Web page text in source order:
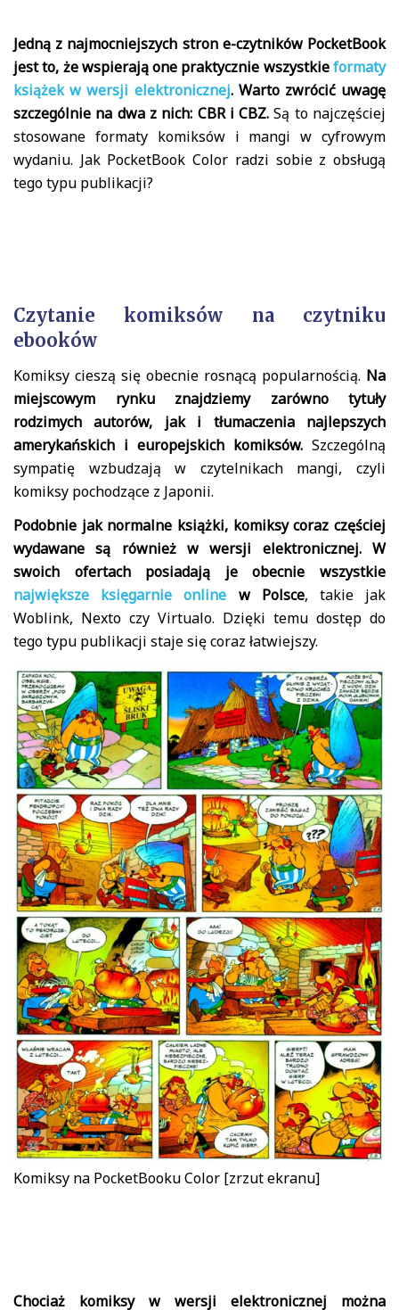
Jedną z najmocniejszych stron e-czytników PocketBook
jest to, że wspierają one praktycznie wszystkieformaty
książek w wersji elektronicznej. Warto zwrócić uwagę
szczególnie na dwa z nich: CBR i CBZ.Są to najczęściej
stosowane formaty komiksów i mangi w cyfrowym
wydaniu. Jak PocketBook Color radzi sobie z obsługą
tego typu publikacji?
Czytanie komiksów na czytniku
ebooków
Komiksy cieszą się obecnie rosnącą popularnością. Na
miejscowym rynku znajdziemy zarówno tytuły
rodzimych autorów, jak i tłumaczenia najlepszych
amerykańskich i europejskich komiksów. Szczególną
sympatię wzbudzają w czytelnikach mangi, czyli
komiksy pochodzące z Japonii.
Podobnie jak normalne książki, komiksy coraz częściej
wydawane są również w wersji elektronicznej. W
swoich ofertach posiadają je obecnie wszystkie
największe księgarnie online w Polsce, takie jak
Woblink, Nexto czy Virtualo. Dzięki temu dostęp do
tego typu publikacji staje się coraz łatwiejszy.
Komiksy na PocketBooku Color [zrzut ekranu]
Chociaż komiksy w wersji elektronicznej można